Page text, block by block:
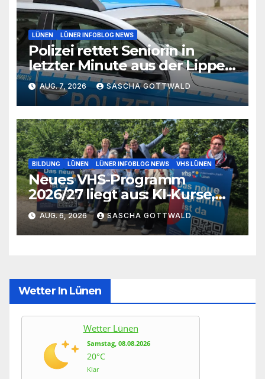
LÜNEN LÜNER INFOBLOG NEWS
Polizei rettet Seniorin in
letzter Minute aus der Lippe
bei Lünen
AUG. 7, 2026 SASCHA GOTTWALD
BILDUNG LÜNEN LÜNER INFOBLOG NEWS VHS LÜNEN
Neues VHS-Programm
2026/27 liegt aus: KI-Kurse,
IGA-Guides und neue
Formate
AUG. 6, 2026 SASCHA GOTTWALD
Wetter In Lünen
Wetter Lünen
Samstag, 08.08.2026
20°C
Klar